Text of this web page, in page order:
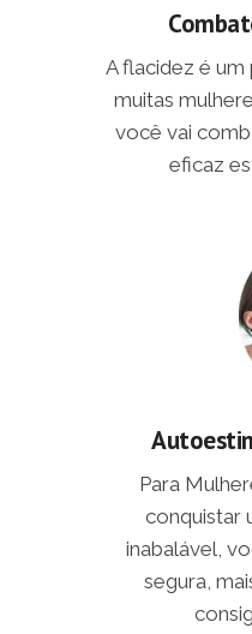
A flacidez é
muitas
você vai
eficaz
Para
conquistar
inabalável,
segura,